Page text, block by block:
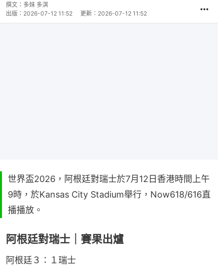
撰文： 多妹 多淇
出版： 2026-07-12 11:52 更新： 2026-07-12 11:52
世界盃2026，阿根廷對瑞士於7月12日香港時間上午
9時，於Kansas City Stadium舉行，Now618/616直
播播放。
阿根廷對瑞士｜賽果出爐
阿根廷３：１瑞士